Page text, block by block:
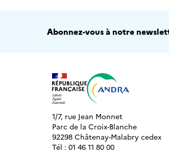
Abonnez-vous à notre
1/7, rue Jean Monnet
Parc de la Croix-Blanche
92298 Châtenay-Malabry cedex
Tél : 01 46 11 80 00